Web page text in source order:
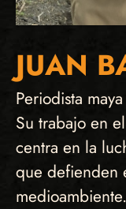
JUAN
Periodista
Su trabajo en
centra en la
que defienden
medioambiente.